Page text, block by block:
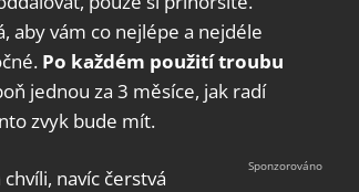
aby vám co nejlépe a nejdéle
Po každém použití troubu
jednou za 3 měsíce, jak radí
zvyk bude mít.
navíc čerstvá